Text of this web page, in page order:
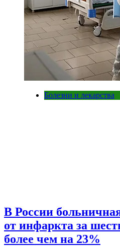
Болезни и лекарства
В России
от инфаркта за
более чем на 23%